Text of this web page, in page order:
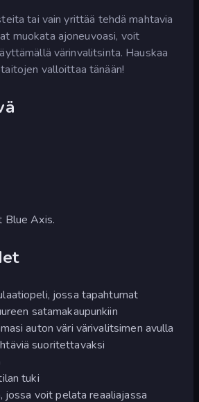
tai vain yrittää tehdä mahtavia
muokata ajoneuvoasi, voit
värinvalitsinta. Hauskaa
valloittaa tänään!
Blue Axis.
jossa tapahtumat
satamakaupunkiin
auton väri värivalitsimen avulla
suoritettavaksi
tuki
jossa voit pelata reaaliajassa